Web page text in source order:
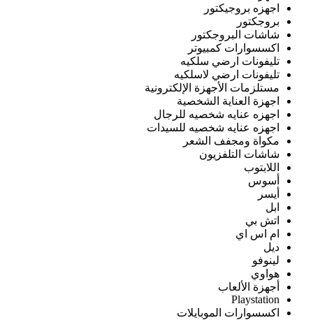
اجهزه بروجيكتور
بروجكتور
شاشات البروجكتور
اكسسوارات كمبيوتر
تليفونات ارضي سلكيه
تليفونات ارضي لاسلكيه
مستلزمات الأجهزة الإلكترونية
اجهزة العناية الشخصية
اجهزه عنايه شخصيه للرجال
اجهزه عنايه شخصيه للسيدات
مكواة ومجفف الشعر
شاشات التلفزيون
اللابتوب
أسوس
أيسر
ابل
اتش بي
ام اس اي
ديل
لينوفو
هواوي
أجهزة الألعاب
Playstation
اكسسوارات الموبايلات